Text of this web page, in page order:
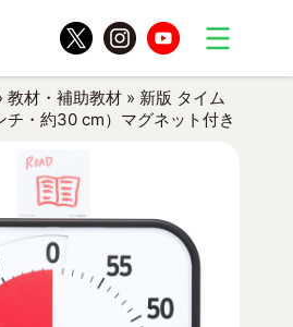
教材・補助教材 » 新版 タイム
チ・約30 cm）マグネット付き